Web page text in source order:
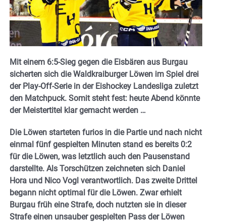
Mit einem 6:5-Sieg gegen die Eisbären aus Burgau
sicherten sich die Waldkraiburger Löwen im Spiel drei
der Play-Off-Serie in der Eishockey Landesliga zuletzt
den Matchpuck. Somit steht fest: heute Abend könnte
der Meistertitel klar gemacht werden …
Die Löwen starteten furios in die Partie und nach nicht
einmal fünf gespielten Minuten stand es bereits 0:2
für die Löwen, was letztlich auch den Pausenstand
darstellte. Als Torschützen zeichneten sich Daniel
Hora und Nico Vogl verantwortlich. Das zweite Drittel
begann nicht optimal für die Löwen. Zwar erhielt
Burgau früh eine Strafe, doch nutzten sie in dieser
Strafe einen unsauber gespielten Pass der Löwen